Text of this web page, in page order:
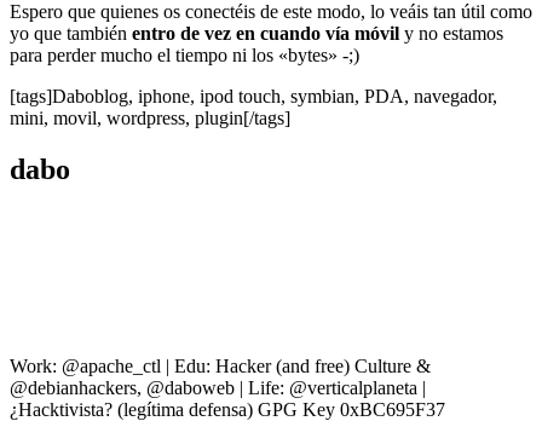
Espero que quienes os conectéis de este modo, lo veáis tan útil como
yo que también entro de vez en cuando vía móvil y no estamos
para perder mucho el tiempo ni los «bytes» -;)
[tags]Daboblog, iphone, ipod touch, symbian, PDA, navegador,
mini, movil, wordpress, plugin[/tags]
dabo
Work: @apache_ctl | Edu: Hacker (and free) Culture &
@debianhackers, @daboweb | Life: @verticalplaneta |
¿Hacktivista? (legítima defensa) GPG Key 0xBC695F37